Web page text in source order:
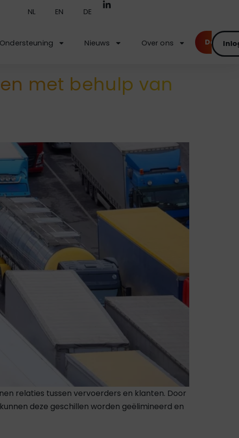
NL EN DE
Ondersteuning Nieuws Over ons Demo
met behulp van
relaties tussen vervoerders en klanten. Door
deze geschillen worden geëlimineerd en